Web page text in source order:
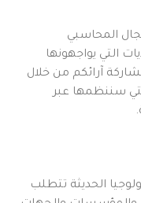
المحاسبي
التي يواجهونها
آرائكم من خلال
سننظمها عبر
الحديثة تتطلب